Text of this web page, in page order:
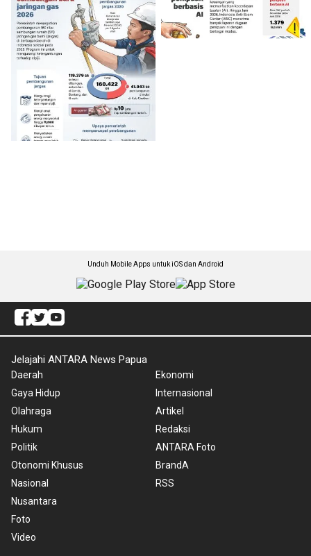
Unduh Mobile Apps untuk iOS dan Android
Jelajahi ANTARA News Papua
Daerah
Gaya Hidup
Olahraga
Hukum
Politik
Otonomi Khusus
Nasional
Nusantara
Foto
Video
Ekonomi
Internasional
Artikel
Redaksi
ANTARA Foto
BrandA
RSS